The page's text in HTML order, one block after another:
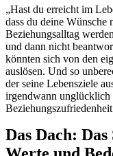
„Hast du erreicht im
dass du deine Wünsche
Beziehungsalltag
und dann nicht
könnten sich von den
auslösen. Und so
der seine Lebensziele
irgendwann
Beziehungszufriedenheit
Das Dach: